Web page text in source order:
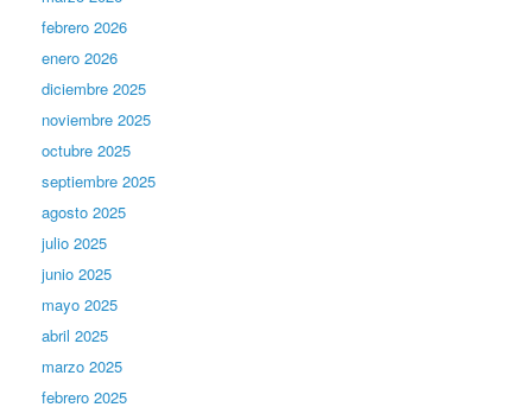
febrero 2026
enero 2026
diciembre 2025
noviembre 2025
octubre 2025
septiembre 2025
agosto 2025
julio 2025
junio 2025
mayo 2025
abril 2025
marzo 2025
febrero 2025